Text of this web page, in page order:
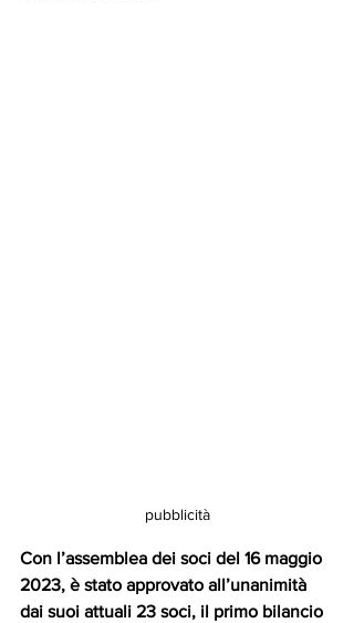
pubblicità
Con l’assemblea dei soci del 16 maggio
2023, è stato approvato all’unanimità
dai suoi attuali 23 soci, il primo bilancio